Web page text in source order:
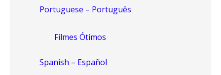
Portuguese – Português
Filmes Ótimos
Spanish – Español